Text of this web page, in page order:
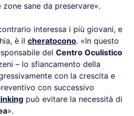
sane da preservare».
interessa i più giovani, e
è il cheratocono. «In questo
del Centro Oculistico
– lo sfiancamento della
con la crescita e
con successivo
può evitare la necessità di
».